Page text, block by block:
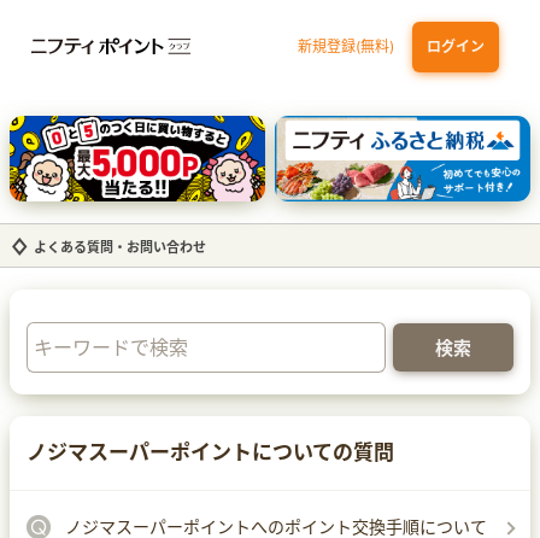
新規登録(無料) ログイン
三井住友カード（NL）オーロラデザイン
【三井住友銀行口座お持ちの方専用】Olive口座切替 P-one Wiz
ライフカードビジネスライトプラス dカード
よくある質問・お問い合わせ
ノジマスーパーポイントについての質問
ノジマスーパーポイントへのポイント交換手順について